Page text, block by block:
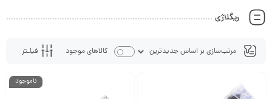
ریگلاژی
فیلـتر کالاهای موجود
ناموجود